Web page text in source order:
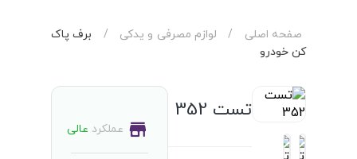
صفحه اصلی / لوازم مصرفی و یدکی /
برف پاک
کن خودرو
تست 352
عملکرد عالی